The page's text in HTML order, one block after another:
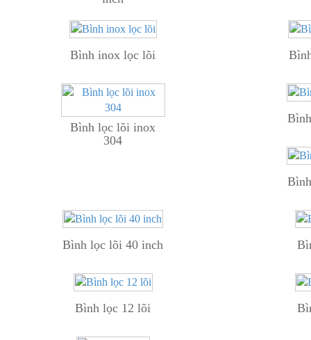
Bình inox lọc lõi
Bình lọc lõi inox
304
Bình lọc lõi 40 inch
Bình lọc 12 lõi